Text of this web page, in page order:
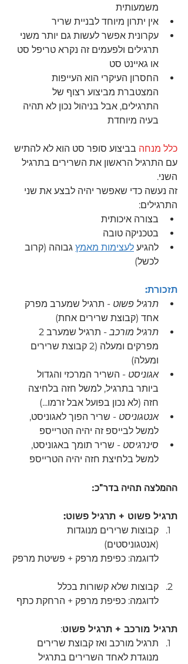
משמעותית
אין יתרון מיוחד לבניית שריר
עקרונית אפשר לעשות גם יותר משני
תרגילים ולפעמים זה נקרא טריפל סט
או גאיינט סט
החסרון העיקרי הוא העייפות
המצטברת מביצוע רצוף של
התרגילים, אבל בניהול נכון לא תהיה
בעיה מיוחדת
כלל מנחה בביצוע סופר סט הוא לא להתיש
עם התרגיל הראשון את השרירים בתרגיל
השני.
זה נעשה כדי שאפשר יהיה לבצע את שני
התרגילים:
בצורה איכותית
בטכניקה טובה
להגיע לעצימות מאמץ גבוהה (קרוב
לכשל)
תזכורת:
תרגיל פשוט - תרגיל שמערב מפרק
אחד (קבוצת שרירים אחת)
תרגיל מורכב
מפרקים ומעלה (2 קבוצת שרירים
ומעלה)
אגוניסט - השריר המרכזי והגדול
ביותר בתרגיל, למשל חזה בלחיצה
חזה (לא נכון בפועל אבל זרמו...)
אנטגוניסט - שריר הפוך לאגוניסט,
למשל לבייספ זה יהיה הטרייספ
סינרגיסט - שריר תומך באגוניסט,
למשל בלחיצת חזה יהיה הטרייספ
ההמלצה תהיה בדר"כ:
תרגיל פשוט + תרגיל פשוט:
קבוצות שרירים מנוגדות
(אנטגוניסטים)
לדוגמה: כפיפת מרפק + פשיטת מרפק
קבוצות שלא קשורות בכלל
לדוגמה: כפיפת מרפק + הרחקת כתף
תרגיל מורכב + תרגיל פשוט:
תרגיל מורכב ואז קבוצת שרירים
מנוגדת לאחד השרירים בתרגיל